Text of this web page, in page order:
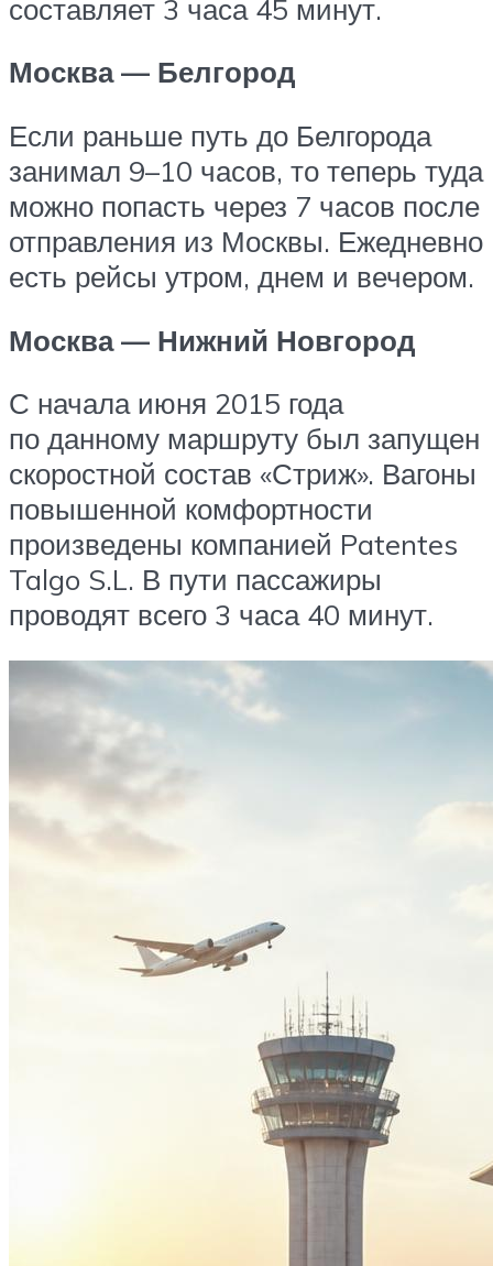
составляет 3 часа 45 минут.
Москва — Белгород
Если раньше путь до Белгорода
занимал 9–10 часов, то теперь туда
можно попасть через 7 часов после
отправления из Москвы. Ежедневно
есть рейсы утром, днем и вечером.
Москва — Нижний Новгород
С начала июня 2015 года
по данному маршруту был запущен
скоростной состав «Стриж». Вагоны
повышенной комфортности
произведены компанией Patentes
Talgo S.L. В пути пассажиры
проводят всего 3 часа 40 минут.